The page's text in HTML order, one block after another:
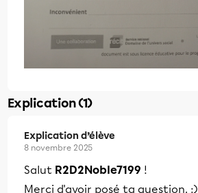
Explication (1)
Explication d’élève
8 novembre 2025
Salut R2D2Noble7199 !
Merci d'avoir posé ta question. :)